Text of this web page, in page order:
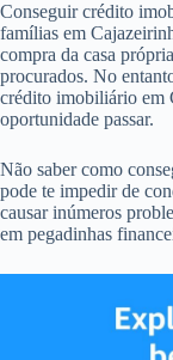
Conseguir crédito
famílias em
compra da casa
procurados. No
crédito imobiliário em
oportunidade passar.
Não saber como
pode te impedir de
causar inúmeros
em pegadinhas